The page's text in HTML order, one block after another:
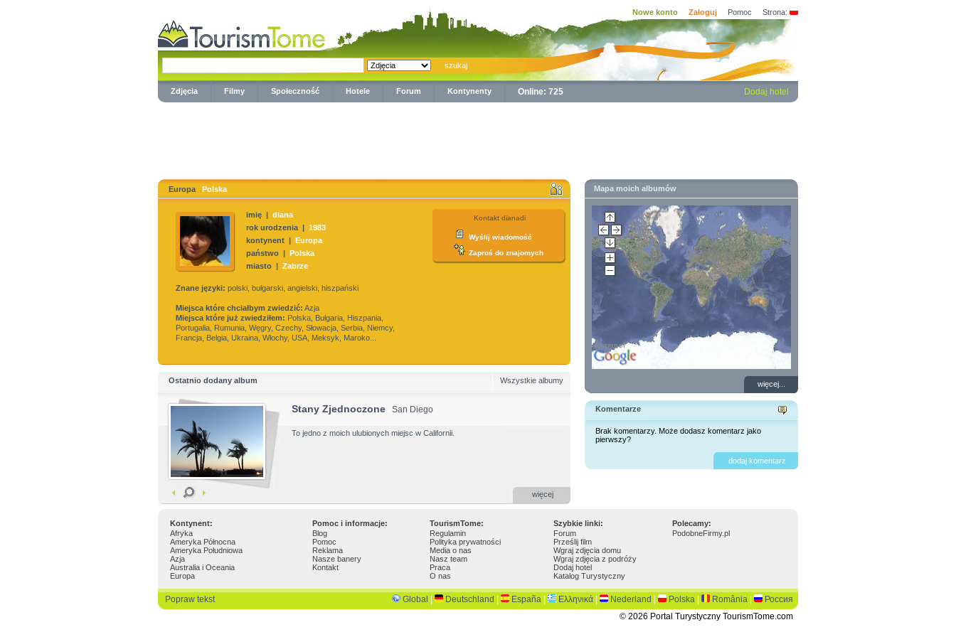
Nowe konto Zaloguj Pomoc Strona:
Zdjęcia Filmy Społeczność Hotele Forum Kontynenty Online: 725 Dodaj hotel
Europa Polska
Kontakt dianadi
Wyślij wiadomość
Zaproś do znajomych
imię | diana
rok urodzenia | 1983
kontynent | Europa
państwo | Polska
miasto | Zabrze
Znane języki: polski, bułgarski, angielski, hiszpański
Miejsca które chciałbym zwiedzić: Azja
Miejsca które już zwiedziłem: Polska, Bułgaria, Hiszpania,
Portugalia, Rumunia, Węgry, Czechy, Słowacja, Serbia, Niemcy,
Francja, Belgia, Ukraina, Włochy, USA, Meksyk, Maroko...
Ostatnio dodany album Wszystkie albumy
Stany Zjednoczone San Diego
To jedno z moich ulubionych miejsc w Californii.
więcej
Mapa moich albumów
więcej...
Komentarze
Brak komentarzy. Może dodasz komentarz jako
pierwszy?
dodaj komentarz
Kontynent: Pomoc i informacje: TourismTome: Szybkie linki:
Polecamy:
Afryka
Ameryka Północna
Ameryka Południowa
Azja
Australia i Oceania
Europa
Blog
Pomoc
Reklama
Nasze banery
Kontakt
Regulamin
Polityka prywatności
Media o nas
Nasz team
Praca
O nas
Forum
Prześlij film
Wgraj zdjęcia domu
Wgraj zdjęcia z podróży
Dodaj hotel
Katalog Turystyczny
PodobneFirmy.pl
Popraw tekst Global Deutschland España Ελληνικά Nederland Polska România
Россия
© 2026 Portal Turystyczny TourismTome.com